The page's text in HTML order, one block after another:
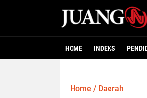
HOME INDEKS
Home / Daerah